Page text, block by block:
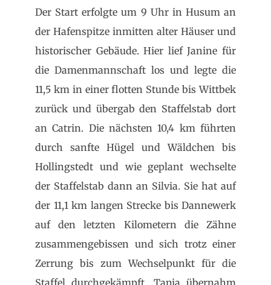
Der Start erfolgte um 9 Uhr in Husum an
der Hafenspitze inmitten alter Häuser und
historischer Gebäude. Hier lief Janine für
die Damenmannschaft los und legte die
11,5 km in einer flotten Stunde bis Wittbek
zurück und übergab den Staffelstab dort
an Catrin. Die nächsten 10,4 km führten
durch sanfte Hügel und Wäldchen bis
Hollingstedt und wie geplant wechselte
der Staffelstab dann an Silvia. Sie hat auf
der 11,1 km langen Strecke bis Dannewerk
auf den letzten Kilometern die Zähne
zusammengebissen und sich trotz einer
Zerrung bis zum Wechselpunkt für die